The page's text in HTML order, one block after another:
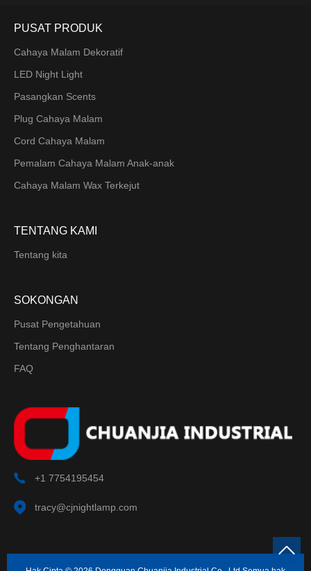
PUSAT PRODUK
Cahaya Malam Dekoratif
LED Night Light
Pasangkan Scents
Plug Cahaya Malam
Cord Cahaya Malam
Pemalam Cahaya Malam Anak-anak
Cahaya Malam Wax Terkejut
TENTANG KAMI
Tentang kita
SOKONGAN
Pusat Pengetahuan
Tentang Penghantaran
FAQ
+1 7754195454
tracy@cjnightlamp.com